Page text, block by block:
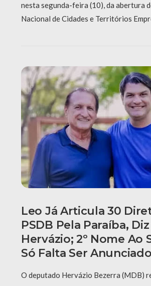
nesta segunda-feira (10), da abertura
Nacional de Cidades e Territórios
Leo Já Articula 30
PSDB Pela Paraíba, Diz
Hervázio; 2º Nome Ao
Só Falta Ser Anunciado
O deputado Hervázio Bezerra (MDB)